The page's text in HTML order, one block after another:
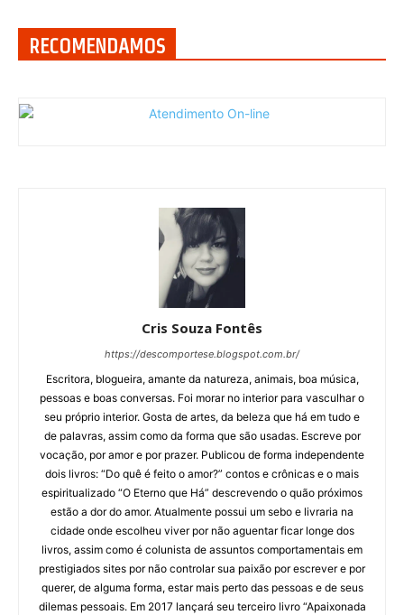
RECOMENDAMOS
Cris Souza Fontês
https://descomportese.blogspot.com.br/
Escritora, blogueira, amante da natureza, animais, boa música,
pessoas e boas conversas. Foi morar no interior para vasculhar o
seu próprio interior. Gosta de artes, da beleza que há em tudo e
de palavras, assim como da forma que são usadas. Escreve por
vocação, por amor e por prazer. Publicou de forma independente
dois livros: “Do quê é feito o amor?” contos e crônicas e o mais
espiritualizado “O Eterno que Há” descrevendo o quão próximos
estão a dor do amor. Atualmente possui um sebo e livraria na
cidade onde escolheu viver por não aguentar ficar longe dos
livros, assim como é colunista de assuntos comportamentais em
prestigiados sites por não controlar sua paixão por escrever e por
querer, de alguma forma, estar mais perto das pessoas e de seus
dilemas pessoais. Em 2017 lançará seu terceiro livro “Apaixonada